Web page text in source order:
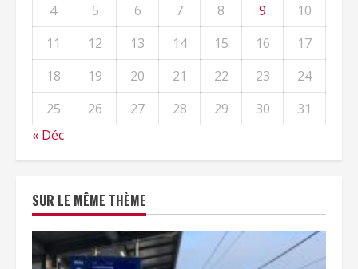
4 5 6 7 8 9
10
11
12 13 14 15 16
17
18
19 20 21 22 23
24
25
26 27 28 29 30
31
« Déc
SUR LE MÊME THÈME